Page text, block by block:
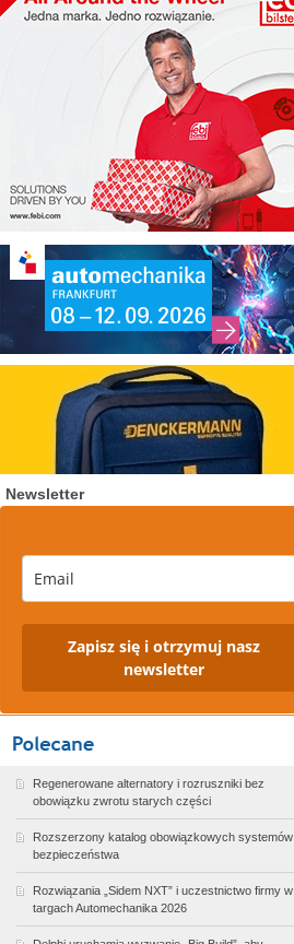
Newsletter
Zapisz się i otrzymuj nasz
newsletter
Regenerowane alternatory i rozruszniki bez
obowiązku zwrotu starych części
Rozszerzony katalog obowiązkowych systemów
bezpieczeństwa
Rozwiązania „Sidem NXT” i uczestnictwo firmy w
targach Automechanika 2026